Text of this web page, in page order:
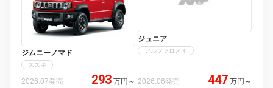
ジムニーノマド
スズキ
2026.07発売 293 万円 ～
ジュニア
アルファロメオ
2026.06発売 447 万円 ～